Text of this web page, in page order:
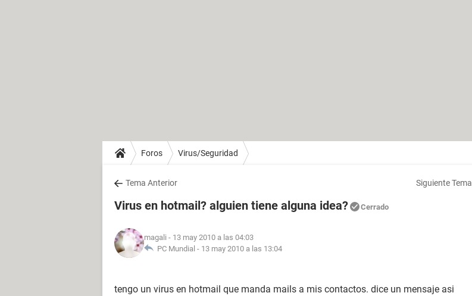
Foros Virus/Seguridad
Tema Anterior Siguiente Tema
Virus en hotmail? alguien tiene alguna idea? Cerrado
magali - 13 may 2010 a las 04:03
PC Mundial - 13 may 2010 a las 13:04
tengo un virus en hotmail que manda mails a mis contactos. dice un mensaje asi